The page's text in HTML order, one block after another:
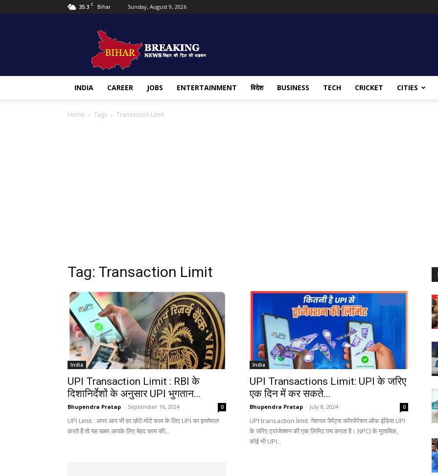
35.3 C Bihar Sunday, August 9, 2026
Breaking
news
INDIA CAREER JOBS ENTERTAINMENT विदेश BUSINESS TECH CRICKET CITIES
Home Tags Transaction Limit
Tag: Transaction Limit
India
UPI Transaction Limit : RBI के
दिशानिर्देशों के अनुसार UPI भुगतान...
Bhupendra Pratap - September 16, 2024 0
UPI Limit : अगर आप भी हर छोटे-मोटे काम के लिए UPI का इस्तेमाल
करते हैं तो यह खबर आपके लिए बेहद काम की...
India
UPI Transactions Limit: UPI के जरिए
एक दिन में कर सकते...
Bhupendra Pratap - July 8, 2024 0
UPI transaction limit: नेशनल पेमेंट्स कॉरपोरेशन ऑफ इंडिया UPI
के जरिए ट्रांजेक्शन की एक लिमिट तय करता है। NPCI के मुताबिक,
कोई भी UPI...